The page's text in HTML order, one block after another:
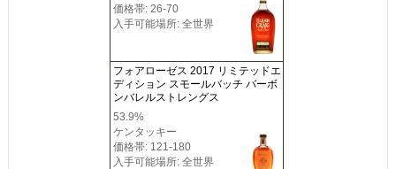
価格帯: 26-70
入手可能場所: 全世界
フォアローゼス 2017 リミテッドエ
ディション スモールバッチ バーボ
ンバレルストレングス
53.9%
ケンタッキー
価格帯: 121-180
入手可能場所: 全世界